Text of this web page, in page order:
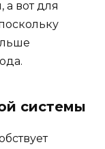
а вот для
системы